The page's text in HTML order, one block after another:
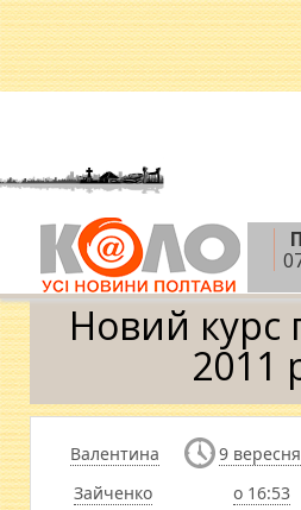
Головна » Новини »
на 2011 рік
Новий курс
2011
Валентина
Зайченко
9
о 16:53